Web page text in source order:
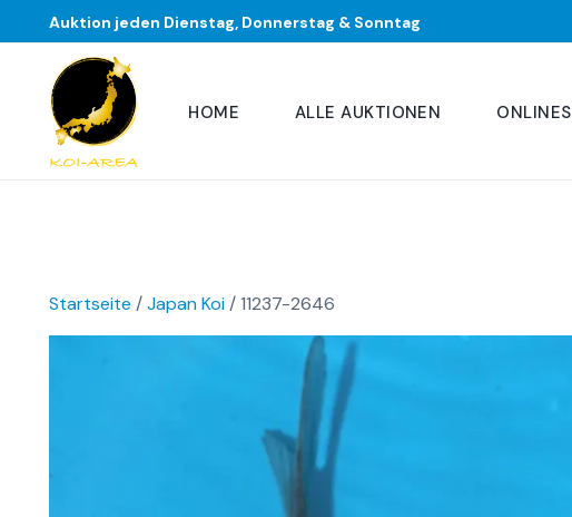
Auktion jeden Dienstag, Donnerstag & Sonntag
HOME ALLE AUKTIONEN
Startseite /Japan Koi/ 11237-2646